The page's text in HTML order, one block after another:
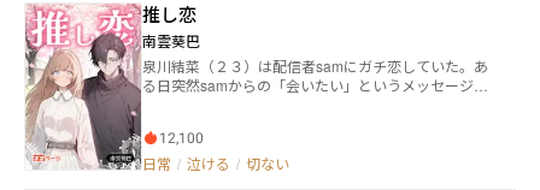
アと、非情なサイボーグの副官・西園寺かなめの思い
つきで、「野球部夏合宿」という名の混乱イベントが
始まる。嫌な予感しかしない誠だったが、半ば強制的
に巻き込まれていく。 高級ホテル、混浴風呂、貴族的
な晩餐……合宿先で誠は、かなめの正体――名門貴族国
末的な庶民生活とのあまりの違いに衝撃を受ける。 し
かし、夏休み気分を打ち砕くように、「遼州人の解
放」を掲げる革命家たちが誠を襲撃。法術を駆使する
推し恋
南雲葵巴
泉川結菜（２３）は配信者samにガチ恋していた。あ
る日突然samからの「会いたい」というメッセージに
幼馴染、会社を継ぐために近づてくる御曹司、その他
諸々。面倒な男ホイホイの結菜は彼らに振り回されて
12,100
日常 / 泣ける / 切ない